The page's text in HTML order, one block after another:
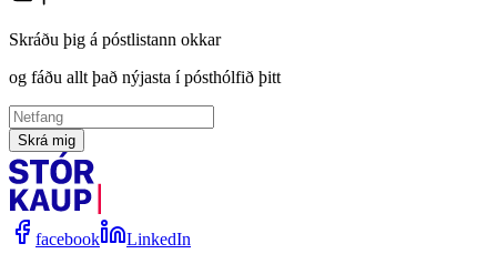
Skráðu þig á póstlistann okkar
og fáðu allt það nýjasta í pósthólfið þitt
Skrá mig
facebook
LinkedIn